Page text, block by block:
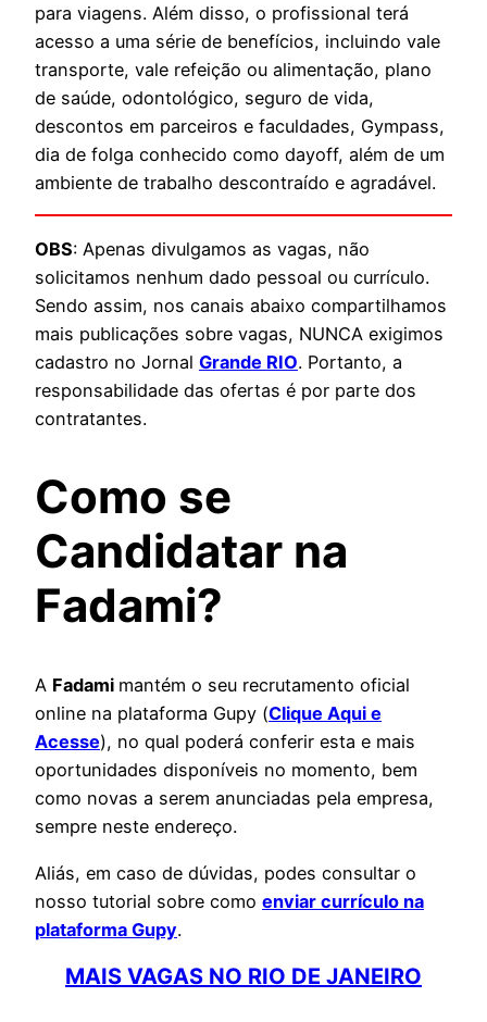
para viagens. Além disso, o profissional terá
acesso a uma série de benefícios, incluindo vale
transporte, vale refeição ou alimentação, plano
de saúde, odontológico, seguro de vida,
descontos em parceiros e faculdades, Gympass,
dia de folga conhecido como dayoff, além de um
ambiente de trabalho descontraído e agradável.
OBS: Apenas divulgamos as vagas, não
solicitamos nenhum dado pessoal ou currículo.
Sendo assim, nos canais abaixo compartilhamos
mais publicações sobre vagas, NUNCA exigimos
cadastro no Jornal Grande RIO. Portanto, a
responsabilidade das ofertas é por parte dos
contratantes.
Como se
Candidatar na
Fadami?
A Fadami mantém o seu recrutamento oficial
online na plataforma Gupy (Clique Aqui e
Acesse), no qual poderá conferir esta e mais
oportunidades disponíveis no momento, bem
como novas a serem anunciadas pela empresa,
sempre neste endereço.
Aliás, em caso de dúvidas, podes consultar o
nosso tutorial sobre como enviar currículo na
plataforma Gupy.
MAIS VAGAS NO RIO DE JANEIRO